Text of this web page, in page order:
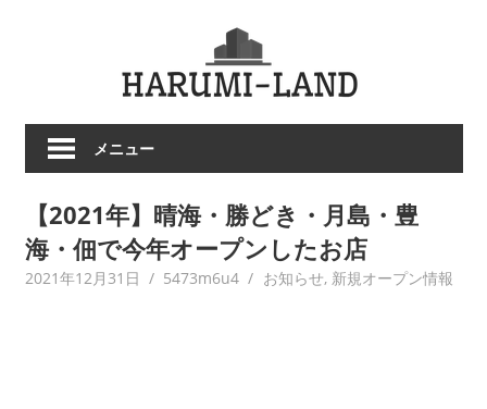
メニュー
【2021年】晴海・勝どき・月島・豊
海・佃で今年オープンしたお店
2021年12月31日 5473m6u4 お知らせ, 新規オープン情報